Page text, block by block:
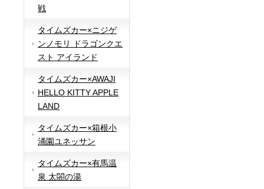
戦
タイムズカー×ニジゲ
ンノモリ ドラゴンクエ
スト アイランド
タイムズカー×AWAJI
HELLO KITTY APPLE
LAND
タイムズカー×箱根小
涌園ユネッサン
タイムズカー×有馬温
泉 太閤の湯